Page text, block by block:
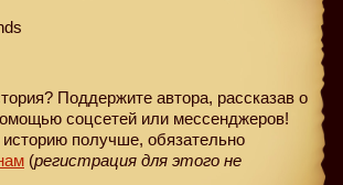
Поддержите автора, рассказав о
соцсетей или мессенджеров!
получше, обязательно
(регистрация для этого не